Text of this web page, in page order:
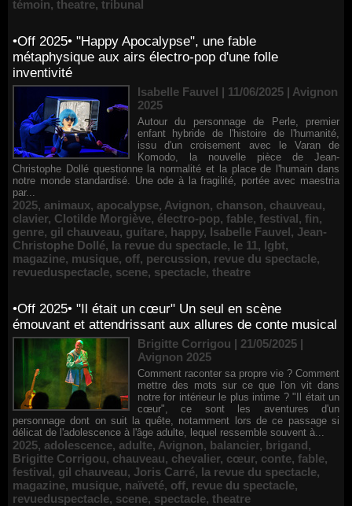
témoin, theatre, tribunal
•Off 2025• "Happy Apocalypse", une fable
métaphysique aux airs électro-pop d'une folle
inventivité
Isabelle Fauvel | 11/06/2025 | Avignon
2025
Autour du personnage de Perle, premier
enfant hybride de l'histoire de l'humanité,
issu d'un croisement avec le Varan de
Komodo, la nouvelle pièce de Jean-
Christophe Dollé questionne la normalité et la place de l'humain dans
notre monde standardisé. Une ode à la fragilité, portée avec maestria
par...
2025, animaux, apocalypse, Avignon, chanson, chauveau,
clavier, Clotilde Morgiève, électro-pop, fable, festival, fin,
genre, gil chauveau, guitare, happy, Isabelle Fauvel, Jean-
Christophe Dollé, la revue du spectacle, le 11, lgbt,
magazine, musique, off, percussion, revue du spectacle,
revueduspectacle, scene, spectacle, theatre
•Off 2025• "Il était un cœur" Un seul en scène
émouvant et attendrissant aux allures de conte musical
Brigitte Corrigou | 21/05/2025 |
Avignon 2025
Comment raconter sa propre vie ? Comment
mettre des mots sur ce que l'on vit dans
notre for intérieur le plus intime ? "Il était un
cœur", ce sont les aventures d'un
personnage dont on suit la quête, notamment lors de ce passage si
délicat de l'adolescence à l'âge adulte, lequel ressemble souvent à...
2025, adolescence, adulte, Avignon, balancier, brigand,
Brigitte Corrigou, chauveau, chevalier, cœur, conte, fable,
festival, gil chauveau, Joris Carré, la revue du spectacle,
magazine, musique, naïveté, off, revue du spectacle,
revueduspectacle, scene, spectacle, theatre